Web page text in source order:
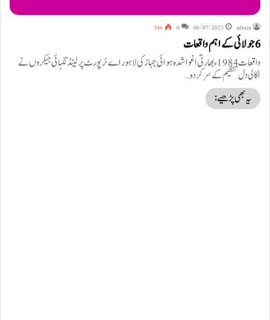
admin
06/07/2023
0
346
6 جولائی کے اہم واقعات
واقعات 1984ء بھارتی اغواشدہ ہوائی جہاز کی لاہور اے ئرپورٹ پر لینڈنگہائی جیکروں نے
اکالی دل تنظیم کے سر کردہ…
یہ بھی پڑھیے: